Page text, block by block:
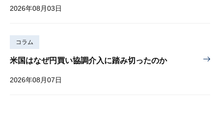
2026年08月03日
コラム
米国はなぜ円買い協調介入に踏み切ったのか
2026年08月07日